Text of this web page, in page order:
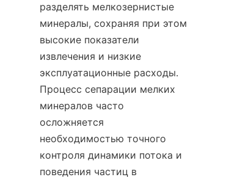
разделять мелкозернистые
минералы, сохраняя при этом
высокие показатели
извлечения и низкие
эксплуатационные расходы.
Процесс сепарации мелких
минералов часто
осложняется
необходимостью точного
контроля динамики потока и
поведения частиц в